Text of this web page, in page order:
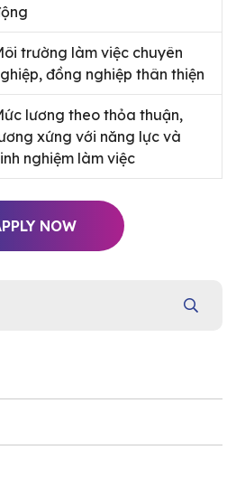
trường làm việc chuyên
đồng nghiệp thân thiện
lương theo thỏa thuận,
xứng với năng lực và
nghiệm làm việc
NOW